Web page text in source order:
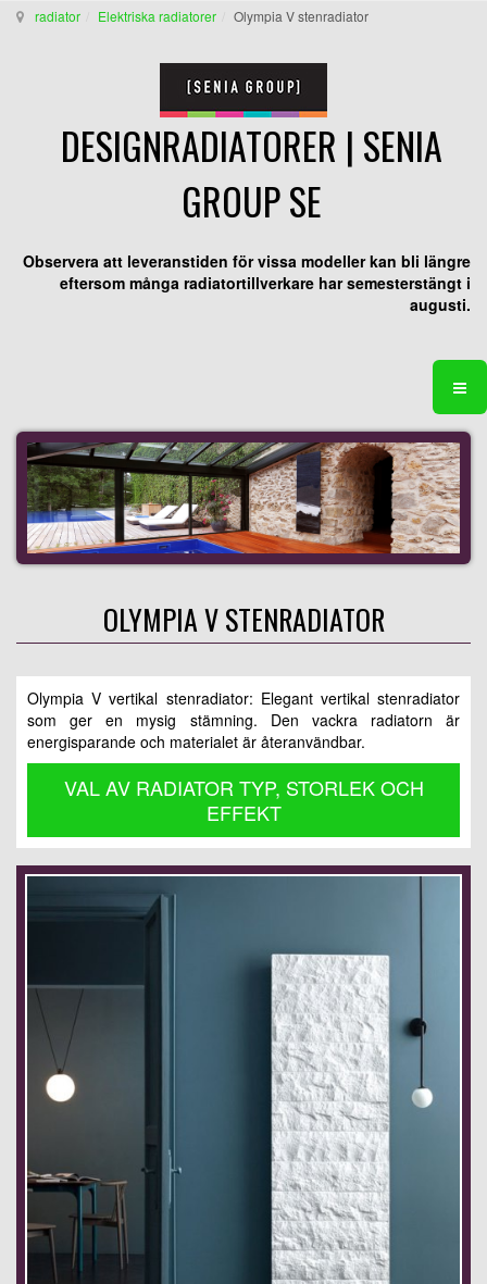
radiator Elektriska radiatorer Olympia V stenradiator
DESIGNRADIATORER | SENIA
GROUP SE
Observera att leveranstiden för vissa modeller kan bli längre
eftersom många radiatortillverkare har semesterstängt i
augusti.
OLYMPIA V STENRADIATOR
Olympia V vertikal stenradiator: Elegant vertikal stenradiator
som ger en mysig stämning. Den vackra radiatorn är
energisparande och materialet är återanvändbar.
VAL AV RADIATOR TYP, STORLEK OCH
EFFEKT